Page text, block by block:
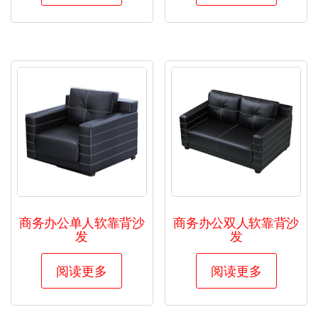
商务办公单人软靠背沙
发
阅读更多
商务办公双人软靠背沙
发
阅读更多